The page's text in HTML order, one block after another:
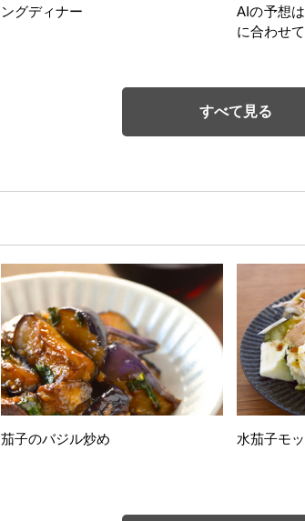
ングディナー
AIの予想
に合わせ
すべて見る
茄子のバジル炒め 水茄子モ